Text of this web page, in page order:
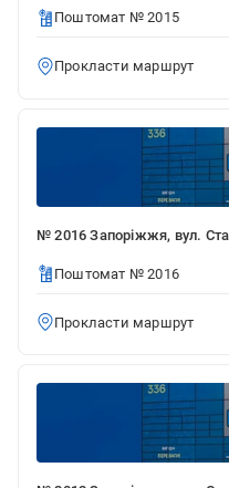
Поштомат № 2015
Прокласти маршрут
№ 2016 Запоріжжя, вул.
Поштомат № 2016
Прокласти маршрут